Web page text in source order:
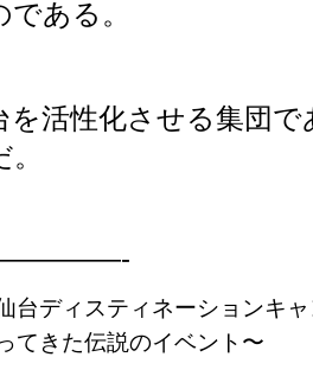
ある。
を活性化させる集団で
台ディスティネーションキ
てきた伝説のイベント〜